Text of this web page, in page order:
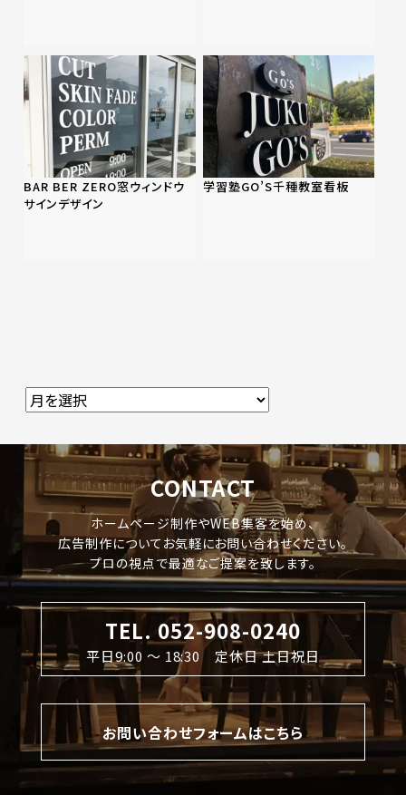
BAR BER ZERO窓ウィンドウ
サインデザイン
学習塾GO’S千種教室看板
CONTACT
ホームページ制作やWEB集客を始め、
広告制作についてお気軽にお問い合わせください。
プロの視点で最適なご提案を致します。
TEL. 052-908-0240
平日9:00 〜 18:30 定休日 土日祝日
お問い合わせフォームはこちら